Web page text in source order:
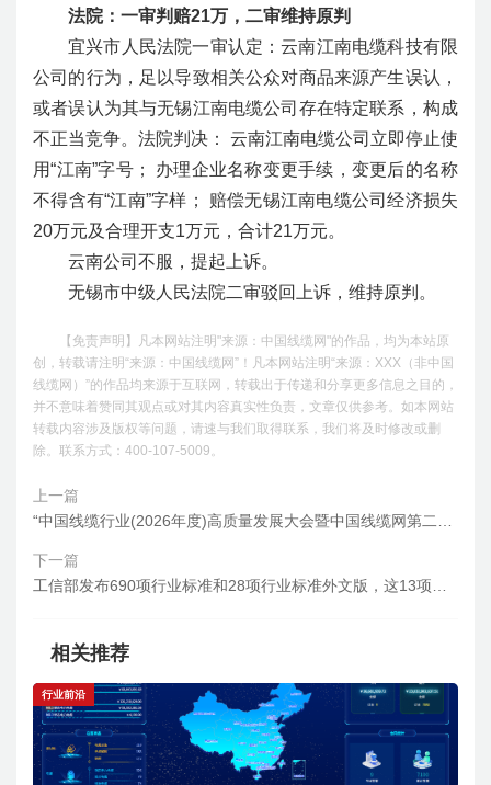
法院：一审判赔21万，二审维持原判
宜兴市人民法院一审认定：云南江南电缆科技有限
公司的行为，足以导致相关公众对商品来源产生误认，
或者误认为其与无锡江南电缆公司存在特定联系，构成
不正当竞争。法院判决： 云南江南电缆公司立即停止使
用“江南”字号； 办理企业名称变更手续，变更后的名称
不得含有“江南”字样； 赔偿无锡江南电缆公司经济损失
20万元及合理开支1万元，合计21万元。
云南公司不服，提起上诉。
无锡市中级人民法院二审驳回上诉，维持原判。
【免责声明】凡本网站注明"来源：中国线缆网"的作品，均为本站原
创，转载请注明“来源：中国线缆网”！凡本网站注明“来源：XXX（非中国
线缆网）”的作品均来源于互联网，转载出于传递和分享更多信息之目的，
并不意味着赞同其观点或对其内容真实性负责，文章仅供参考。如本网站
转载内容涉及版权等问题，请速与我们取得联系，我们将及时修改或删
除。联系方式：400-107-5009。
上一篇
下一篇
相关推荐
行业前沿